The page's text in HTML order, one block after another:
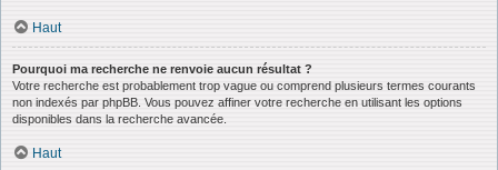
Haut
Pourquoi ma recherche ne renvoie aucun résultat ?
Votre recherche est probablement trop vague ou comprend plusieurs termes courants
non indexés par phpBB. Vous pouvez affiner votre recherche en utilisant les options
disponibles dans la recherche avancée.
Haut